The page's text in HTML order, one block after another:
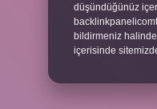
düşündüğünüz
bildirmeniz
içerisinde